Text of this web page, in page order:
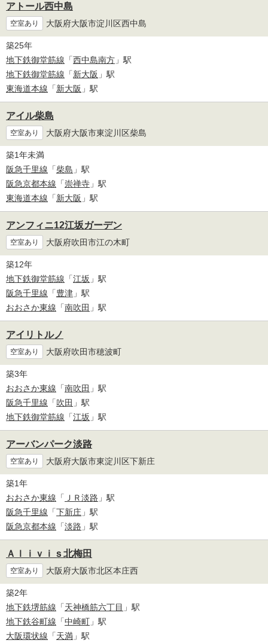
アトール西中島
空室あり 大阪府大阪市淀川区西中島
築25年
地下鉄御堂筋線 「西中島南方 」駅
地下鉄御堂筋線 「新大阪 」駅
東海道本線 「新大阪 」駅
アイル柴島
空室あり 大阪府大阪市東淀川区柴島
築1年未満
阪急千里線 「柴島 」駅
阪急京都本線 「崇禅寺 」駅
東海道本線 「新大阪 」駅
アンフィニ12江坂ガーデン
空室あり 大阪府吹田市江の木町
築12年
地下鉄御堂筋線 「江坂 」駅
阪急千里線 「豊津 」駅
おおさか東線 「南吹田 」駅
アイリトルノ
空室あり 大阪府吹田市穂波町
築3年
おおさか東線 「南吹田 」駅
阪急千里線 「吹田 」駅
地下鉄御堂筋線 「江坂 」駅
アーバンパーク淡路
空室あり 大阪府大阪市東淀川区下新庄
築1年
おおさか東線 「 ＪＲ淡路 」駅
阪急千里線 「下新庄 」駅
阪急京都本線 「淡路 」駅
Ａｌｉｖｉｓ北梅田
空室あり 大阪府大阪市北区本庄西
築2年
地下鉄堺筋線 「天神橋筋六丁目 」駅
地下鉄谷町線 「中崎町 」駅
大阪環状線 「天満 」駅